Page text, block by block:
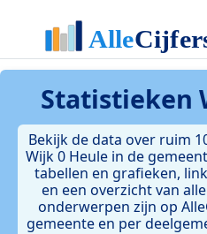
Statistieken
Bekijk de data over ruim
Wijk 0 Heule in de
tabellen en grafieken,
en een overzicht van
onderwerpen zijn op
gemeente en per